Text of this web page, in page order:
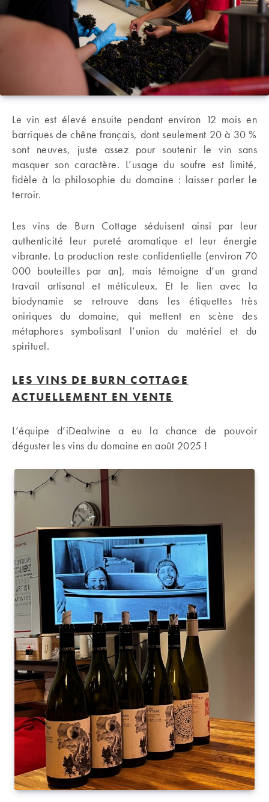
Le vin est élevé ensuite pendant environ 12 mois en
barriques de chêne français, dont seulement 20 à 30 %
sont neuves, juste assez pour soutenir le vin sans
masquer son caractère. L’usage du soufre est limité,
fidèle à la philosophie du domaine : laisser parler le
terroir.
Les vins de Burn Cottage séduisent ainsi par leur
authenticité leur pureté aromatique et leur énergie
vibrante. La production reste confidentielle (environ 70
000 bouteilles par an), mais témoigne d’un grand
travail artisanal et méticuleux. Et le lien avec la
biodynamie se retrouve dans les étiquettes très
oniriques du domaine, qui mettent en scène des
métaphores symbolisant l’union du matériel et du
spirituel.
LES VINS DE BURN COTTAGE
ACTUELLEMENT EN VENTE
L’équipe d’iDealwine a eu la chance de pouvoir
déguster les vins du domaine en août 2025 !